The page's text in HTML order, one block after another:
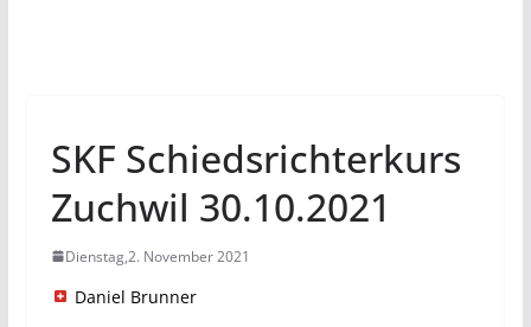
SKF Schiedsrichterkurs
Zuchwil 30.10.2021
Dienstag,2. November 2021
Daniel Brunner